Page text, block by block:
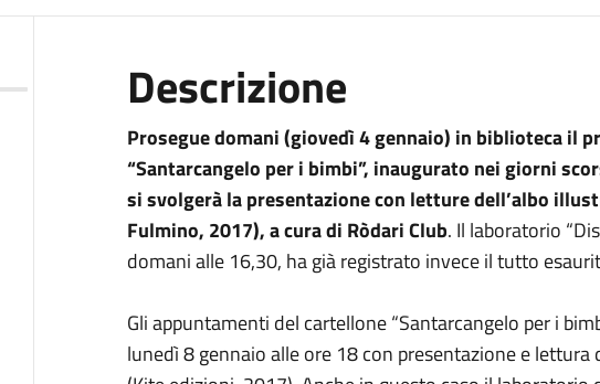
Descrizione
Prosegue domani (giovedì 4 gennaio) in biblioteca il
“Santarcangelo per i bimbi”, inaugurato nei giorni
si svolgerà la presentazione con letture dell’albo
Fulmino, 2017), a cura di Ròdari Club. Il laboratorio
domani alle 16,30, ha già registrato invece il tutto
Gli appuntamenti del cartellone “Santarcangelo per i
lunedì 8 gennaio alle ore 18 con presentazione e lettura